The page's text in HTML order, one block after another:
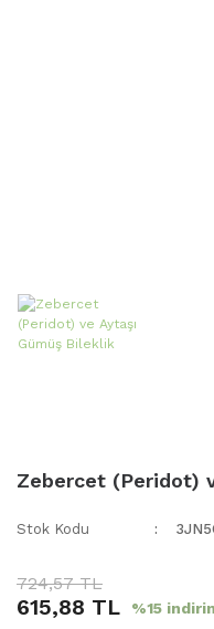
Zebercet (Peridot)
Stok Kodu
724,57 TL
615,88 TL %15